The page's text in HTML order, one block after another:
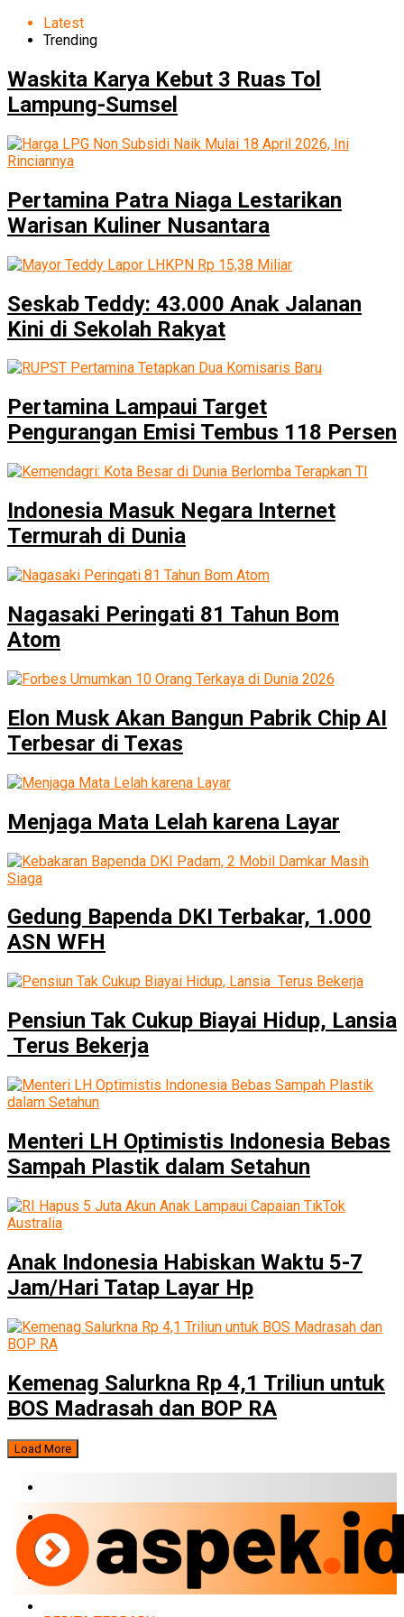
Latest
Trending
Waskita Karya Kebut 3 Ruas Tol
Lampung-Sumsel
Pertamina Patra Niaga Lestarikan
Warisan Kuliner Nusantara
Seskab Teddy: 43.000 Anak Jalanan
Kini di Sekolah Rakyat
Pertamina Lampaui Target
Pengurangan Emisi Tembus 118 Persen
Indonesia Masuk Negara Internet
Termurah di Dunia
Nagasaki Peringati 81 Tahun Bom
Atom
Elon Musk Akan Bangun Pabrik Chip AI
Terbesar di Texas
Menjaga Mata Lelah karena Layar
Gedung Bapenda DKI Terbakar, 1.000
ASN WFH
Pensiun Tak Cukup Biayai Hidup, Lansia
Terus Bekerja
Menteri LH Optimistis Indonesia Bebas
Sampah Plastik dalam Setahun
Anak Indonesia Habiskan Waktu 5-7
Jam/Hari Tatap Layar Hp
Kemenag Salurkna Rp 4,1 Triliun untuk
BOS Madrasah dan BOP RA
Load More
BUMN
EKONOMI
PERBANKAN